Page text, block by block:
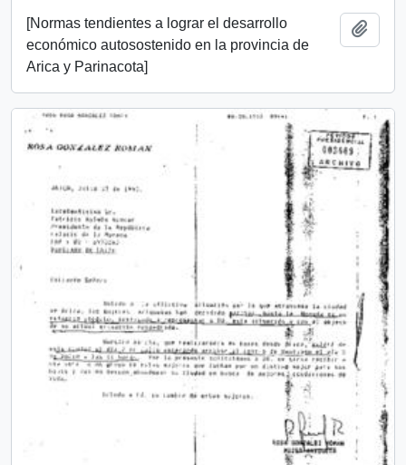
[Normas tendientes a lograr el desarrollo
económico autosostenido en la provincia de
Arica y Parinacota]